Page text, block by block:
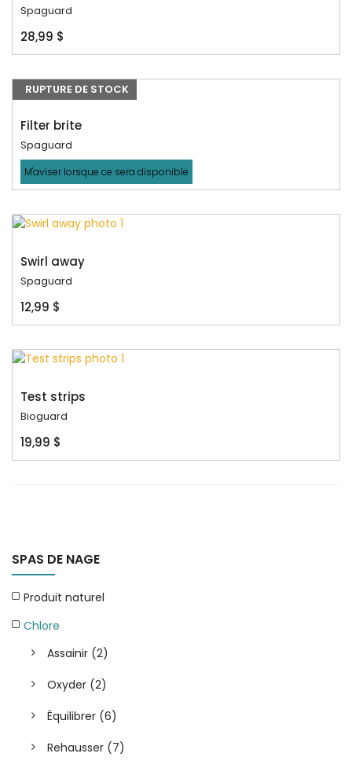
Spaguard
28,99 $
RUPTURE DE STOCK
Filter brite
Spaguard
M'aviser lorsque ce sera disponible
Swirl away
Spaguard
12,99 $
Test strips
Bioguard
19,99 $
SPAS DE NAGE
Produit naturel
Chlore
Assainir (2)
Oxyder (2)
Équilibrer (6)
Rehausser (7)